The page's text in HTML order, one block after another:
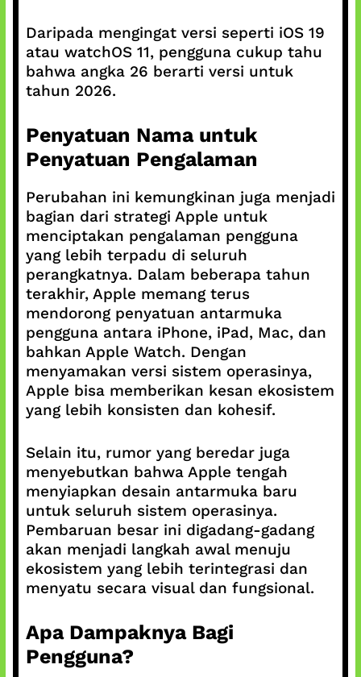
Daripada mengingat versi seperti iOS 19
atau watchOS 11, pengguna cukup tahu
bahwa angka 26 berarti versi untuk
tahun 2026.
Penyatuan Nama untuk
Penyatuan Pengalaman
Perubahan ini kemungkinan juga menjadi
bagian dari strategi Apple untuk
menciptakan pengalaman pengguna
yang lebih terpadu di seluruh
perangkatnya. Dalam beberapa tahun
terakhir, Apple memang terus
mendorong penyatuan antarmuka
pengguna antara iPhone, iPad, Mac, dan
bahkan Apple Watch. Dengan
menyamakan versi sistem operasinya,
Apple bisa memberikan kesan ekosistem
yang lebih konsisten dan kohesif.
Selain itu, rumor yang beredar juga
menyebutkan bahwa Apple tengah
menyiapkan desain antarmuka baru
untuk seluruh sistem operasinya.
Pembaruan besar ini digadang-gadang
akan menjadi langkah awal menuju
ekosistem yang lebih terintegrasi dan
menyatu secara visual dan fungsional.
Apa Dampaknya Bagi
Pengguna?